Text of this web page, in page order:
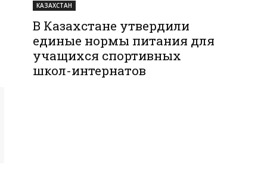
КАЗАХСТАН
В Казахстане утвердили
единые нормы питания для
учащихся спортивных
школ-интернатов